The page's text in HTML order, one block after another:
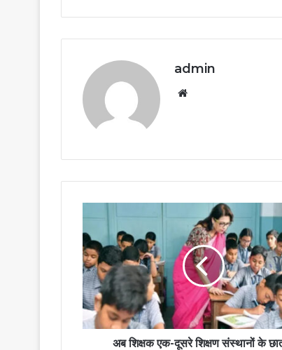
admin
अब शिक्षक एक-दूसरे शिक्षण संस्थानों के